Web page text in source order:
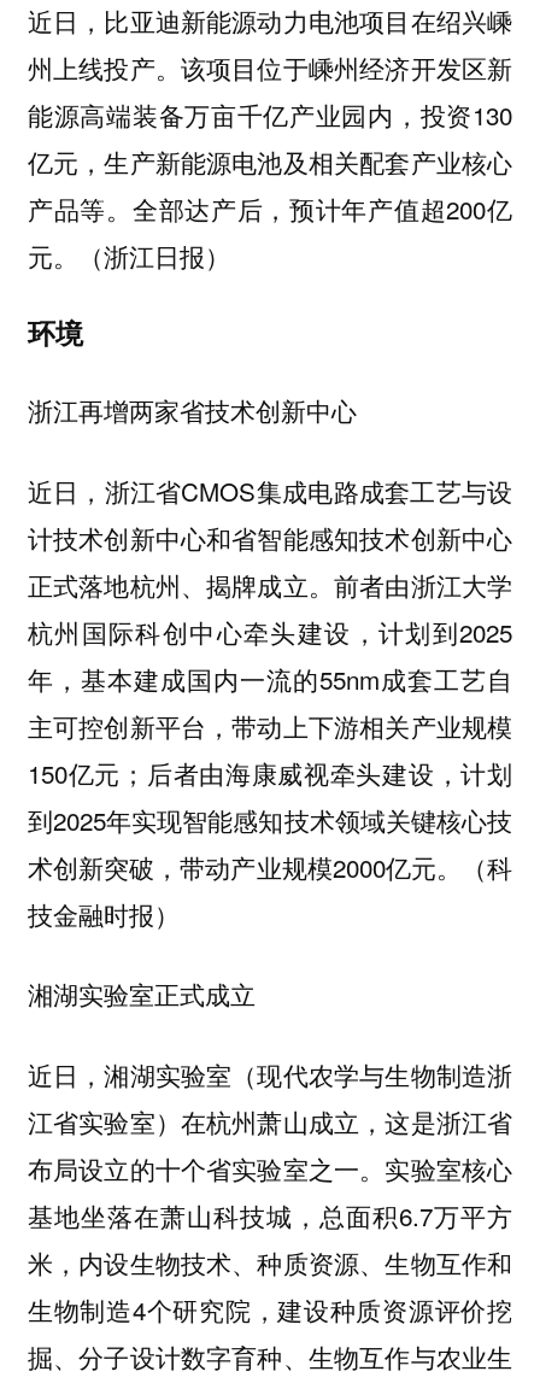
近日，比亚迪新能源动力电池项目在绍兴嵊
州上线投产。该项目位于嵊州经济开发区新
能源高端装备万亩千亿产业园内，投资130
亿元，生产新能源电池及相关配套产业核心
产品等。全部达产后，预计年产值超200亿
元。（浙江日报）
环境
浙江再增两家省技术创新中心
近日，浙江省CMOS集成电路成套工艺与设
计技术创新中心和省智能感知技术创新中心
正式落地杭州、揭牌成立。前者由浙江大学
杭州国际科创中心牵头建设，计划到2025
年，基本建成国内一流的55nm成套工艺自
主可控创新平台，带动上下游相关产业规模
150亿元；后者由海康威视牵头建设，计划
到2025年实现智能感知技术领域关键核心技
术创新突破，带动产业规模2000亿元。（科
技金融时报）
湘湖实验室正式成立
近日，湘湖实验室（现代农学与生物制造浙
江省实验室）在杭州萧山成立，这是浙江省
布局设立的十个省实验室之一。实验室核心
基地坐落在萧山科技城，总面积6.7万平方
米，内设生物技术、种质资源、生物互作和
生物制造4个研究院，建设种质资源评价挖
掘、分子设计数字育种、生物互作与农业生